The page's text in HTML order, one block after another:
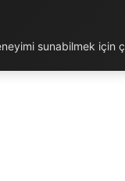
sunabilmek için